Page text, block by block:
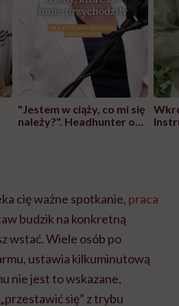
"Jestem w ciąży, co mi się
należy?". Headhunter o
cię ważne spotkanie, praca
budzik na konkretną
wstać. Wiele osób po
ustawia kilkuminutową
nie jest to wskazane,
się” z trybu